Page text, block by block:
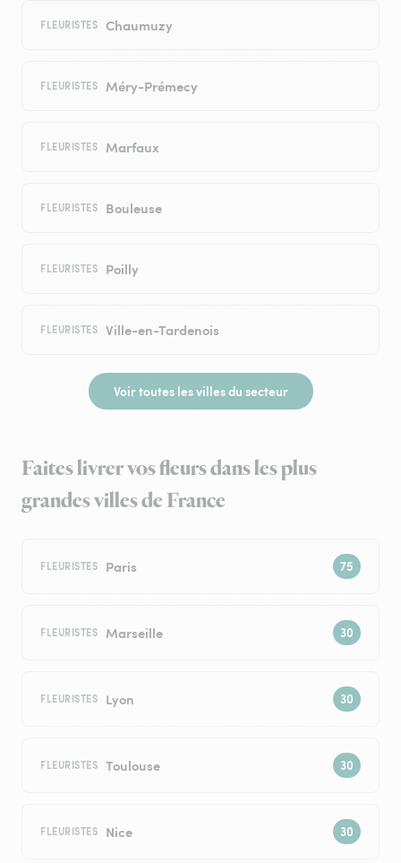
FLEURISTES Chaumuzy
FLEURISTES Méry-Prémecy
FLEURISTES Marfaux
FLEURISTES Bouleuse
FLEURISTES Poilly
FLEURISTES Ville-en-Tardenois
Voir toutes les villes du secteur
Faites livrer vos fleurs dans les plus
grandes villes de France
FLEURISTES Paris
FLEURISTES Marseille
FLEURISTES Lyon
FLEURISTES Toulouse
FLEURISTES Nice